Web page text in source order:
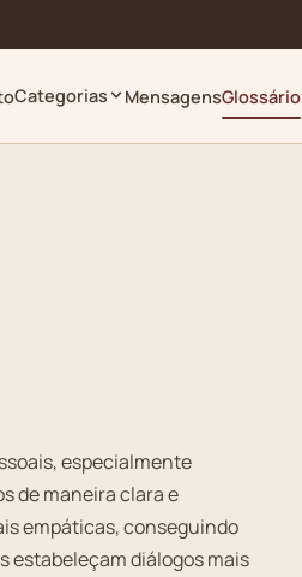
Categorias MensagensGlossário
especialmente
de maneira clara e
empáticas, conseguindo
estabeleçam diálogos mais